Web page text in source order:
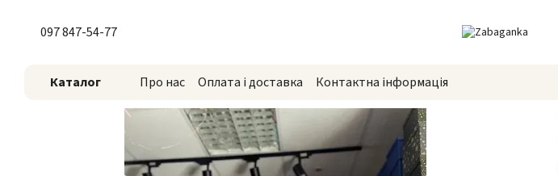
097 847-54-77
Каталог Про нас Оплата і доставка Контактна інформація